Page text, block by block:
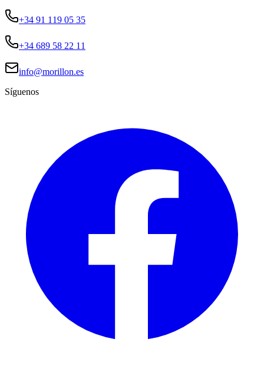
+34 91 119 05 35
+34 689 58 22 11
info@morillon.es
Síguenos